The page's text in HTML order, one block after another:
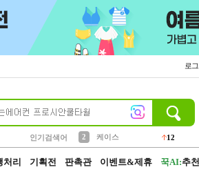
로
인기검색어
2
케이스
12
처리 기획전 판촉관 이벤트&제휴 꾹AI:추천